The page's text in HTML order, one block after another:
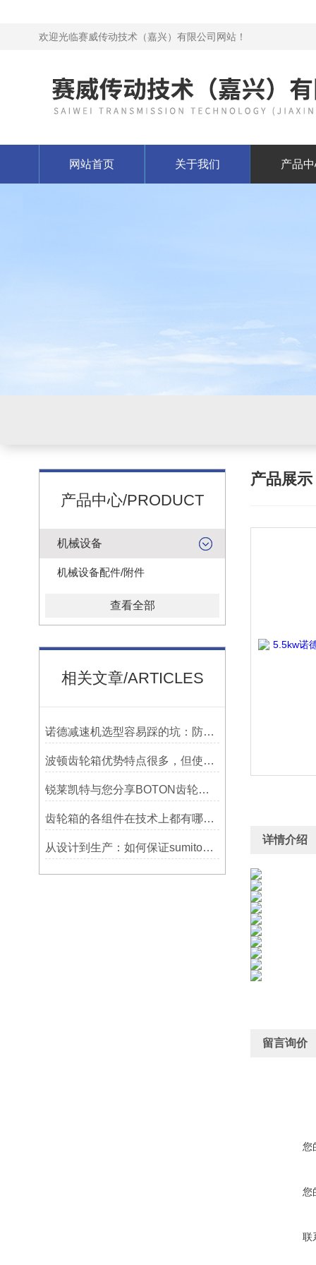
欢迎光临赛威传动技术（嘉兴）有限公司网站！
网站首页 关于我们 产品
产品中心/PRODUCT
机械设备
机械设备配件/附件
查看全部
相关文章/ARTICLES
诺德减速机选型容易踩的坑：防水等级选低了，户外用半年就废
波顿齿轮箱优势特点很多，但使用一定要符合条件并及时维护
锐莱凯特与您分享BOTON齿轮箱的制造技术
齿轮箱的各组件在技术上都有哪些要求？
从设计到生产：如何保证sumitomo减速机的质量与可靠性？
产品展示
详情介绍
留言询价
您
您
联